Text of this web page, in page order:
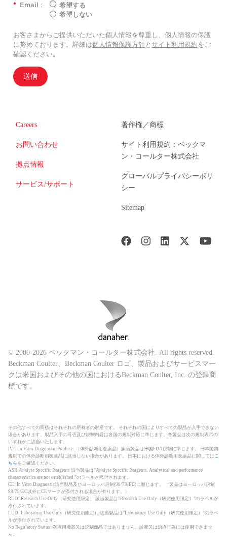
* Email：
希望する
希望しない
お客さまからご提供いただいた個人情報を尊重し、個人情報の保護
に努めております。詳細は個人情報保護方針と サイト利用規約をご
確認ください。
送信
Careers
お問い合わせ
拠点情報
サービス/サポート
著作権／商標
サイト利用規約：ベックマ
ン・コールター株式会社
グローバルプライバシーポリ
シー
Sitemap
© 2000-2026 ベックマン・コールター株式会社. All rights reserved.
Beckman Coulter、Beckman Coulter ロゴ、製品およびサービスマー
クは米国およびその他の国におけるBeckman Coulter, Inc. の登録商
標です。
その他すべての商標はそれぞれの所有者の財産です。 それぞれの国によりすべての製品が入手できない
場合があります。製品入手の可否及び規制内容は各国の規制対応に準じます。各製品は次の規制表示の
いずれかに該当いたします。
IVD:In Vitro Diagnostic Products （体外診断用医薬品）該当製品は米国FDA規制に準じます。 日本国内
規制での体外診断用医薬品に該当しない場合があります。 日本における体外診断用医薬品に関しては こ
ちら をご確認ください。
ASR:Analyte Specific Reagents 該当製品は”Analyte Specific Reagents. Analytical and performance
characteristics are not established.”のラベルが添付されます。
CE: In Vitro Diagnostic該当製品及びヨーロッパ規制(98/79/EC)に順じます。 （製品はヨーロッパ規制
98/79/EC以外にCEマークが添付される場合が有ります。）
RUO: Research Use Only（研究使用限定） 該当製品は”Research Use Only（研究使用限定）”のラベルが
添付されています。
LUO: Laboratory Use Only（研究使用限定） 該当製品は”Laboratory Use Only（研究使用限定）”のラベ
ルが添付されています。
No Regulatory Status: 医療用機器又は規制商品ではありません。診断又は治療行為には使用できませ
ん。